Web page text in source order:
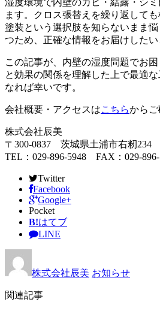
湿度環境で内壁のカビ・結露・シ
ます。クロス張替えを繰り返して
塗装という選択肢を知らないまま
つため、正確な情報をお届けしたい
この記事が、内壁の湿度問題でお
と効果の関係を理解した上で最適
なれば幸いです。
会社概要・アクセスはこちらからご
株式会社辰美
〒300-0837 茨城県土浦市右籾234
TEL：029-896-5948 FAX：029-896-
Twitter
Facebook
Google+
Pocket
B!はてブ
LINE
株式会社辰美 お知らせ
関連記事